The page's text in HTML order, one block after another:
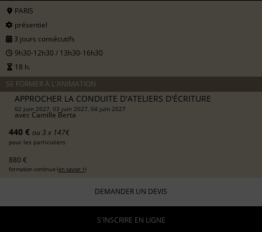
PARIS
présentiel
3 jours consécutifs
9h30-12h30 / 13h30-16h30
18 h.
SE FORMER À L'ANIMATION
APPROCHER LA CONDUITE D'ATELIERS D'ÉCRITURE
02 juin 2027, 03 juin 2027, 04 juin 2027
avec Camille Berta
440 € ou 3 x 147€
pour les particuliers
880 €
formation continue (en savoir +)
DEMANDER UN DEVIS
S'INSCRIRE EN LIGNE